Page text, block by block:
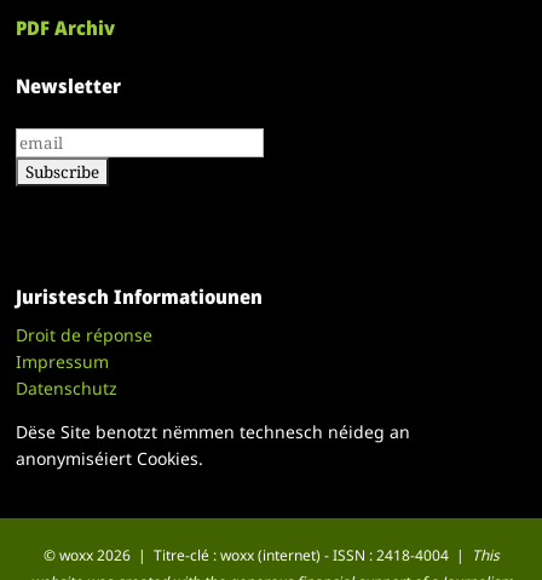
PDF Archiv
Newsletter
Juristesch Informatiounen
Droit de réponse
Impressum
Datenschutz
Dëse Site benotzt nëmmen technesch néideg an
anonymiséiert Cookies.
© woxx 2026 | Titre-clé : woxx (internet) - ISSN : 2418-4004 |
This